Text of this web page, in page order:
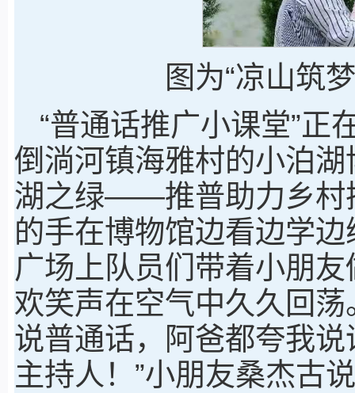
图为“凉山筑
“普通话推广小课堂”正
倒淌河镇海雅村的小泊
湖之绿——推普助力乡村
的手在博物馆边看边学
广场上队员们带着小朋
欢笑声在空气中久久回
说普通话，阿爸都夸我
主持人！”小朋友桑杰古